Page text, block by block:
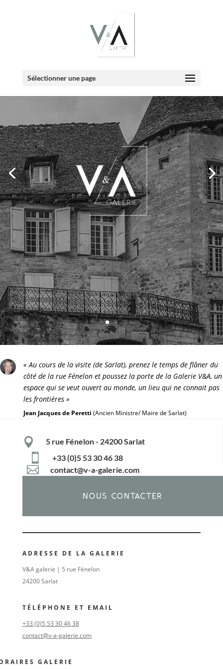
Sélectionner une page
« Au cours de la visite (de Sarlat), prenez le temps de flâner du
côté de la rue Fénelon et poussez la porte de la Galerie V&A, un
espace qui se veut ouvert au monde, un lieu qui ne connait pas
les frontières »
Jean Jacques de Peretti (Ancien Ministre/ Maire de Sarlat)
 5 rue Fénelon - 24200 Sarlat
 +33 (0)5 53 30 46 38
 contact@v-a-galerie.com
NOUS CONTACTER
ADRESSE DE LA GALERIE
V&A galerie | 5 rue Fénelon
24200 Sarlat
TÉLÉPHONE ET EMAIL
+33 (0)5 53 30 46 38
contact@v-a-galerie.com
GALERIE